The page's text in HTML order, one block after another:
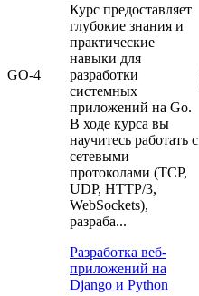
GO-4
Курс предоставляет
глубокие знания и
практические
навыки для
разработки
системных
приложений на Go.
В ходе курса вы
научитесь работать с
сетевыми
протоколами (TCP,
UDP, HTTP/3,
WebSockets),
разраба...
Разработка веб-
приложений на
Django и Python